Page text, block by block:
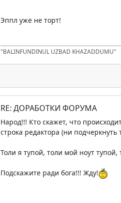
Эппл уже не торт!
"BALINFUNDINUL UZBAD KHAZADDUMU"
RE: ДОРАБОТКИ ФОРУМА
Народ!!! Кто скажет, что
строка редактора (ни
Толи я тупой, толи мой ноут
Подскажите ради бога!!! Жду!